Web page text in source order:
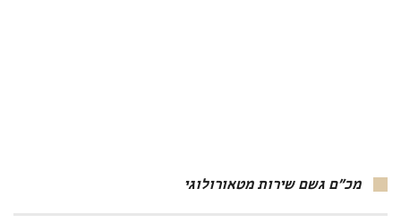
מכ"ם גשם שירות מטאורולוגי